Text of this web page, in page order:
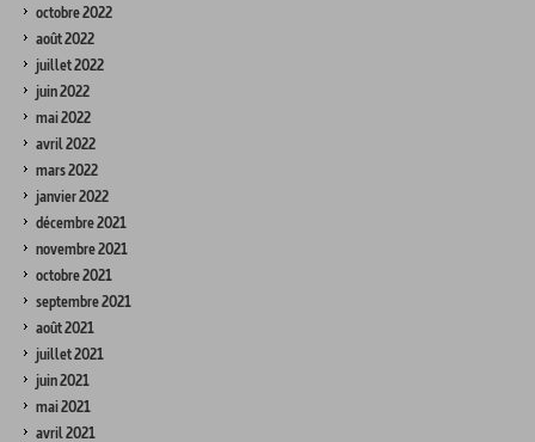
octobre 2022
août 2022
juillet 2022
juin 2022
mai 2022
avril 2022
mars 2022
janvier 2022
décembre 2021
novembre 2021
octobre 2021
septembre 2021
août 2021
juillet 2021
juin 2021
mai 2021
avril 2021